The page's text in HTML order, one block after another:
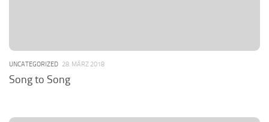
UNCATEGORIZED 28. MÄRZ 2018
Song to Song